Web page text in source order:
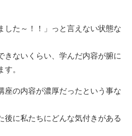
した～！！」っと言えない状態な
きないくらい、学んだ内容が腑に
す。
座の内容が濃厚だったという事な
後に私たちにどんな気付きがある